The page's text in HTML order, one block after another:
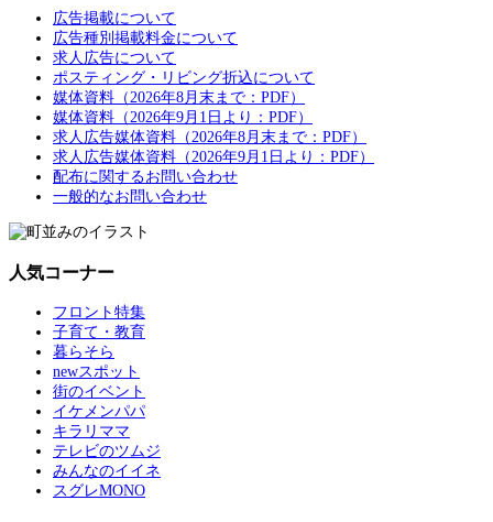
広告掲載について
広告種別掲載料金について
求人広告について
ポスティング・リビング折込について
媒体資料（2026年8月末まで：PDF）
媒体資料（2026年9月1日より：PDF）
求人広告媒体資料（2026年8月末まで：PDF）
求人広告媒体資料（2026年9月1日より：PDF）
配布に関するお問い合わせ
一般的なお問い合わせ
人気コーナー
フロント特集
子育て・教育
暮らそら
newスポット
街のイベント
イケメンパパ
キラリママ
テレビのツムジ
みんなのイイネ
スグレMONO